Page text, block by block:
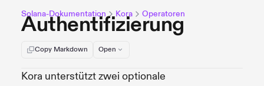
Solana-Dokumentation Kora Operatoren
Authentifizierung
Copy Markdown Open
Kora unterstützt zwei optionale